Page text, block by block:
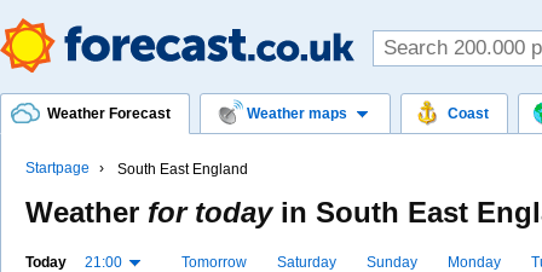
Weather Forecast Weather maps Coast
Startpage South East England
Weather for todayin South East
Today 21:00 Tomorrow Saturday Sunday Monday